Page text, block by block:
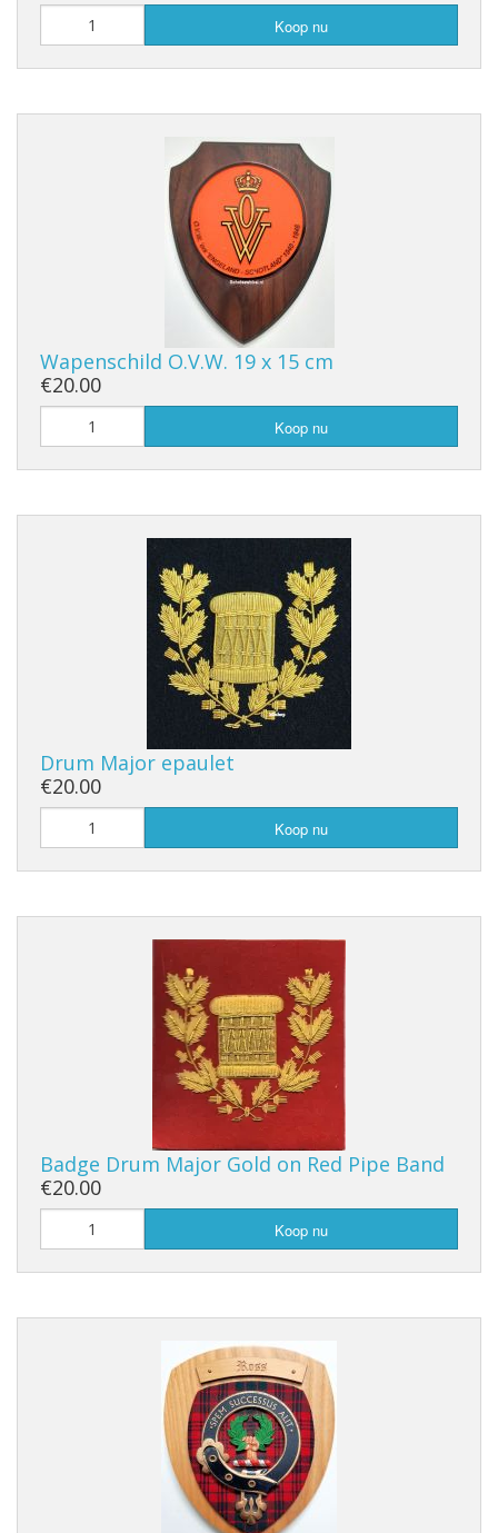
Koop nu
Wapenschild O.V.W. 19 x 15 cm
€20.00
Koop nu
Drum Major epaulet
€20.00
Koop nu
Badge Drum Major Gold on Red Pipe Band
€20.00
Koop nu